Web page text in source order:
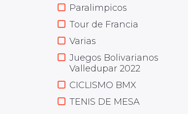
Paralimpicos
Tour de Francia
Varias
Juegos Bolivarianos
Valledupar 2022
CICLISMO BMX
TENIS DE MESA